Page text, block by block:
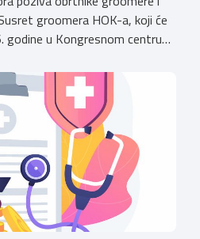
groomera HOK-a, koji će
godine u Kongresnom centru
s predavanjima
predavača: U sklopu
rasprava „Profesija